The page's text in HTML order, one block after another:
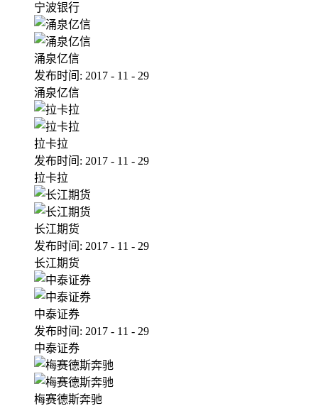
宁波银行
涌泉亿信
发布时间: 2017 - 11 - 29
涌泉亿信
拉卡拉
发布时间: 2017 - 11 - 29
拉卡拉
长江期货
发布时间: 2017 - 11 - 29
长江期货
中泰证券
发布时间: 2017 - 11 - 29
中泰证券
梅赛德斯奔驰